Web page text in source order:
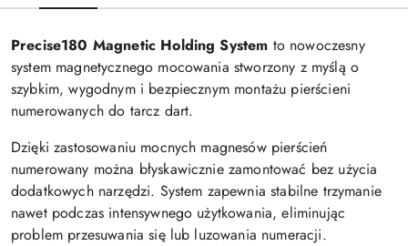
Precise180 Magnetic Holding System to nowoczesny
system magnetycznego mocowania stworzony z myślą o
szybkim, wygodnym i bezpiecznym montażu pierścieni
numerowanych do tarcz dart.
Dzięki zastosowaniu mocnych magnesów pierścień
numerowany można błyskawicznie zamontować bez użycia
dodatkowych narzędzi. System zapewnia stabilne trzymanie
nawet podczas intensywnego użytkowania, eliminując
problem przesuwania się lub luzowania numeracji.